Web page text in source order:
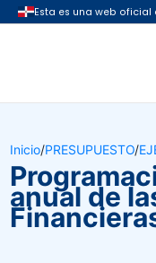
Inicio/PRESUPUESTO/
anual de